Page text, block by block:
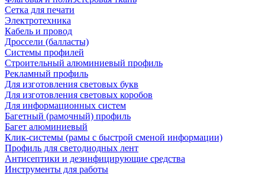
Сетка для печати
Электротехника
Кабель и провод
Дроссели (балласты)
Системы профилей
Строительный алюминиевый профиль
Рекламный профиль
Для изготовления световых букв
Для изготовления световых коробов
Для информационных систем
Багетный (рамочный) профиль
Багет алюминиевый
Клик-системы (рамы с быстрой сменой информации)
Профиль для светодиодных лент
Антисептики и дезинфицирующие средства
Инструменты для работы